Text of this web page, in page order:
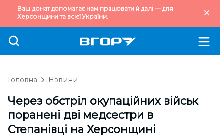
Ваш донат допомагає нам працювати й далі — для
Херсонщини та всієї України.
Головна Новини
Через обстріл окупаційних військ
поранені дві медсестри в
Степанівці на Херсонщині